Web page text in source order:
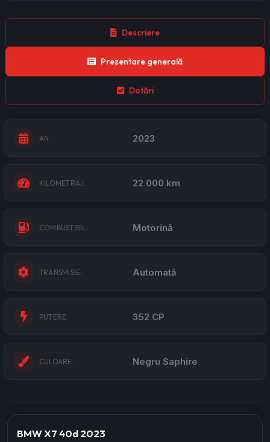
Descriere
Prezentare generală
Dotări
AN: 2023
KILOMETRAJ: 22 000 km
COMBUSTIBIL: Motorină
TRANSMISIE: Automată
PUTERE: 352 CP
CULOARE: Negru Saphire
BMW X7 40d 2023